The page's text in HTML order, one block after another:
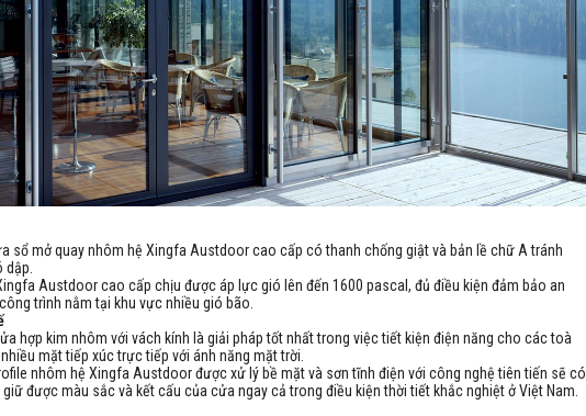
sổ mở quay nhôm hệ Xingfa Austdoor cao cấp có thanh chống giật và bản lề chữ A tránh
dập.
Austdoor cao cấp chịu được áp lực gió lên đến 1600 pascal, đủ điều kiện đảm bảo an
trình nằm tại khu vực nhiều gió bão.
hợp kim nhôm với vách kính là giải pháp tốt nhất trong việc tiết kiện điện năng cho các toà
mặt tiếp xúc trực tiếp với ánh năng mặt trời.
nhôm hệ Xingfa Austdoor được xử lý bề mặt và sơn tĩnh điện với công nghệ tiên tiến sẽ có
được màu sắc và kết cấu của cửa ngay cả trong điều kiện thời tiết khắc nghiệt ở Việt Nam.